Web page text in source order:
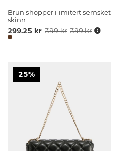
Brun shopper i imitert semsket
skinn
299.25 kr 399 kr 399 kr
25%